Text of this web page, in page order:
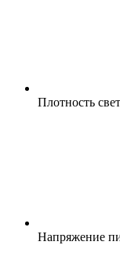
Плотность
Напряжение